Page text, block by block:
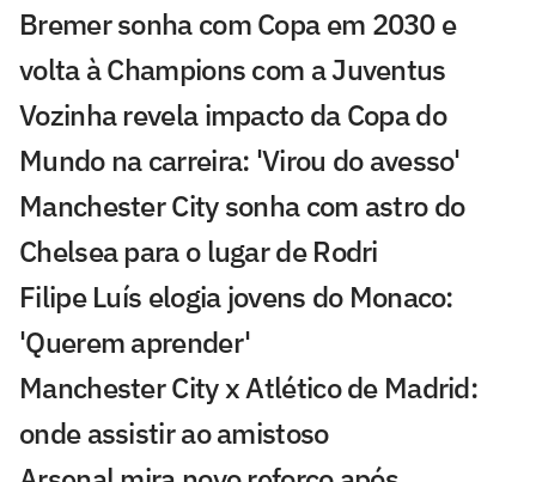
Bremer sonha com Copa em 2030 e
volta à Champions com a Juventus
Vozinha revela impacto da Copa do
Mundo na carreira: 'Virou do avesso'
Manchester City sonha com astro do
Chelsea para o lugar de Rodri
Filipe Luís elogia jovens do Monaco:
'Querem aprender'
Manchester City x Atlético de Madrid:
onde assistir ao amistoso